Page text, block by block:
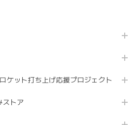
ケット打ち上げ応援プロジェクト
ストア